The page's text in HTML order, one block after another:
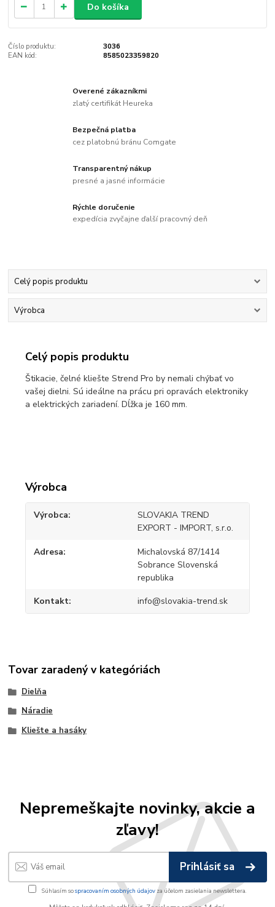
Do košíka
Číslo produktu:
3036
EAN kód:
8585023359820
Overené zákazníkmi
zlatý certifikát Heureka
Bezpečná platba
cez platobnú bránu Comgate
Transparentný nákup
presné a jasné informácie
Rýchle doručenie
expedícia zvyčajne ďalší pracovný deň
Celý popis produktu
Výrobca
Celý popis produktu
Štikacie, čelné kliešte Strend Pro by nemali chýbať vo
vašej dielni. Sú ideálne na prácu pri opravách elektroniky
a elektrických zariadení. Dĺžka je 160 mm.
Výrobca
Výrobca
SLOVAKIA TREND
EXPORT - IMPORT, s.r.o.
Adresa
Michalovská 87/1414
Sobrance Slovenská
republika
Kontakt info@slovakia-trend.sk
Tovar zaradený v kategóriách
Dielňa
Náradie
Kliešte a hasáky
Nepremeškajte novinky, akcie a
zľavy!
Prihlásiť sa
Súhlasím sospracovaním osobných údajov za účelom zasielania newslettera.